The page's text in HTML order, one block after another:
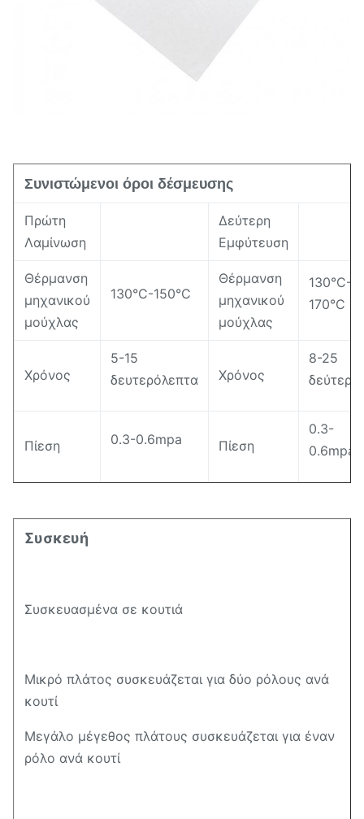
10,18±0,02g/cm3
Συνιστώμενοι όροι δέσμευσης
Πρώτη
Λαμίνωση
Δεύτερη
Εμφύτευση
Θέρμανση
μηχανικού
μούχλας
130°C-150°C
Θέρμανση
μηχανικού
μούχλας
130°C-
170°C
Χρόνος
5-15
δευτερόλεπτα
Χρόνος
8-25
δεύτερα
Πίεση 0.3-0.6mpa Πίεση
0.3-
0.6mpa
Συσκευή
Συσκευασμένα σε κουτιά
Μικρό πλάτος συσκευάζεται για δύο ρόλους ανά
κουτί
Μεγάλο μέγεθος πλάτους συσκευάζεται για έναν
ρόλο ανά κουτί